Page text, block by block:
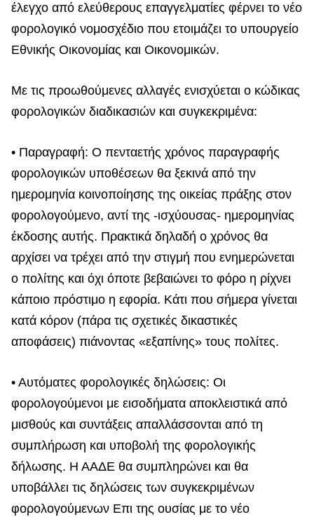
έλεγχο από ελεύθερους επαγγελματίες φέρνει το νέο
φορολογικό νομοσχέδιο που ετοιμάζει το υπουργείο
Εθνικής Οικονομίας και Οικονομικών.
Με τις προωθούμενες αλλαγές ενισχύεται ο κώδικας
φορολογικών διαδικασιών και συγκεκριμένα:
• Παραγραφή: Ο πενταετής χρόνος παραγραφής
φορολογικών υποθέσεων θα ξεκινά από την
ημερομηνία κοινοποίησης της οικείας πράξης στον
φορολογούμενο, αντί της -ισχύουσας- ημερομηνίας
έκδοσης αυτής. Πρακτικά δηλαδή ο χρόνος θα
αρχίσει να τρέχει από την στιγμή που ενημερώνεται
ο πολίτης και όχι όποτε βεβαιώνει το φόρο η ρίχνει
κάποιο πρόστιμο η εφορία. Κάτι που σήμερα γίνεται
κατά κόρον (πάρα τις σχετικές δικαστικές
αποφάσεις) πιάνοντας «εξαπίνης» τους πολίτες.
• Αυτόματες φορολογικές δηλώσεις: Οι
φορολογούμενοι με εισοδήματα αποκλειστικά από
μισθούς και συντάξεις απαλλάσσονται από τη
συμπλήρωση και υποβολή της φορολογικής
δήλωσης. Η ΑΑΔΕ θα συμπληρώνει και θα
υποβάλλει τις δηλώσεις των συγκεκριμένων
φορολογούμενων Επι της ουσίας με το νέο